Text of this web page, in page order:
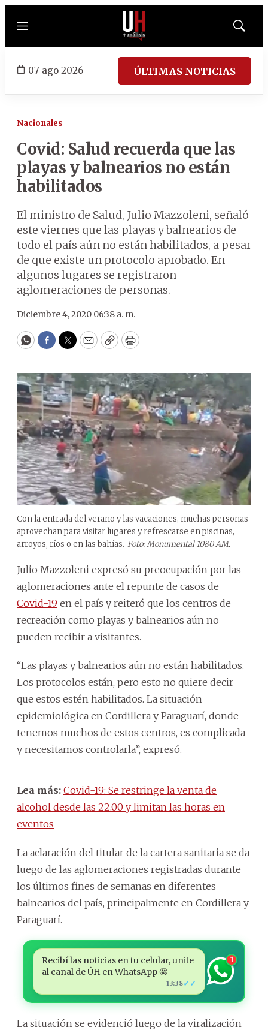
Menú
Mostrar
07 ago 2026 ÚLTIMAS NOTICIAS
Nacionales
Covid: Salud recuerda que las
playas y balnearios no están
habilitados
El ministro de Salud, Julio Mazzoleni, señaló
este viernes que las playas y balnearios de
todo el país aún no están habilitados, a pesar
de que existe un protocolo aprobado. En
algunos lugares se registraron
aglomeraciones de personas.
Diciembre 4, 2020 06:38 a. m.
WhatsApp
Facebook
Twitter
EmailCopyPrint
Con la entrada del verano y las vacaciones, muchas personas
aprovechan para visitar lugares y refrescarse en piscinas,
arroyos, ríos o en las bahías. Foto: Monumental 1080 AM.
Julio Mazzoleni expresó su preocupación por las
aglomeraciones ante el repunte de casos de
Covid-19 en el país y reiteró que los centros de
recreación como playas y balnearios aún no
pueden recibir a visitantes.
“Las playas y balnearios aún no están habilitados.
Los protocolos están, pero esto no quiere decir
que estos estén habilitados. La situación
epidemiológica en Cordillera y Paraguarí, donde
tenemos muchos de estos centros, es complicada
y necesitamos controlarla”, expresó.
Lea más: Covid-19: Se restringe la venta de
alcohol desde las 22.00 y limitan las horas en
eventos
La aclaración del titular de la cartera sanitaria se da
luego de las aglomeraciones registradas durante
los últimos fines de semanas en diferentes
balnearios del país, principalmente en Cordillera y
Paraguarí.
Recibí las noticias en tu celular, unite
al canal de ÚH en WhatsApp 🤩
13:38✓✓
1
La situación se evidenció luego de la viralización